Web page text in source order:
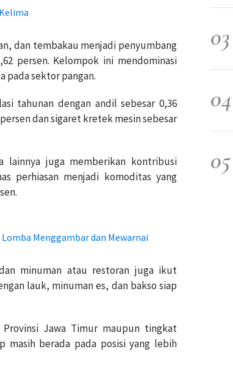
dan tembakau menjadi penyumbang
persen. Kelompok ini mendominasi
pada sektor pangan.
tahunan dengan andil sebesar 0,36
dan sigaret kretek mesin sebesar
lainnya juga memberikan kontribusi
perhiasan menjadi komoditas yang
Menggambar dan Mewarnai
minuman atau restoran juga ikut
lauk, minuman es, dan bakso siap
Jawa Timur maupun tingkat
masih berada pada posisi yang lebih
03
04
05